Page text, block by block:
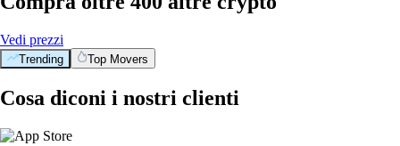
Vedi prezzi
Trending Top Movers
Cosa diconi i nostri clienti